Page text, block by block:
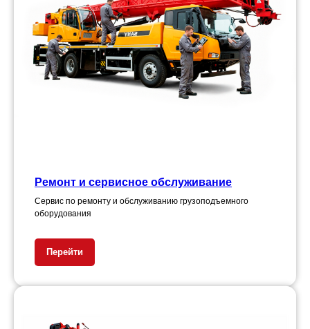
Ремонт и сервисное обслуживание
Сервис по ремонту и обслуживанию грузоподъемного
оборудования
Перейти